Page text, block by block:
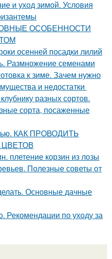
и уход зимой. Условия
ОСОБЕННОСТИ
осенней посадки лилий
Размножение семенами
к зиме. Зачем нужно
и недостатки
разных сортов.
сорта, посаженные
КАК ПРОВОДИТЬ
плетение корзин из лозы
Полезные советы от
Основные дачные
Рекомендации по уходу за